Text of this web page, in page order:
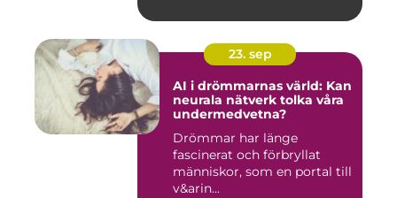
23. sep
AI i drömmarnas värld: Kan
neurala nätverk tolka våra
undermedvetna?
Drömmar har länge
fascinerat och förbryllat
människor, som en portal till
v&arin...